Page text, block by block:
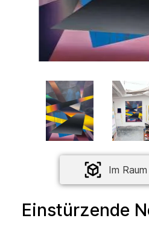
Im
Einstürzende